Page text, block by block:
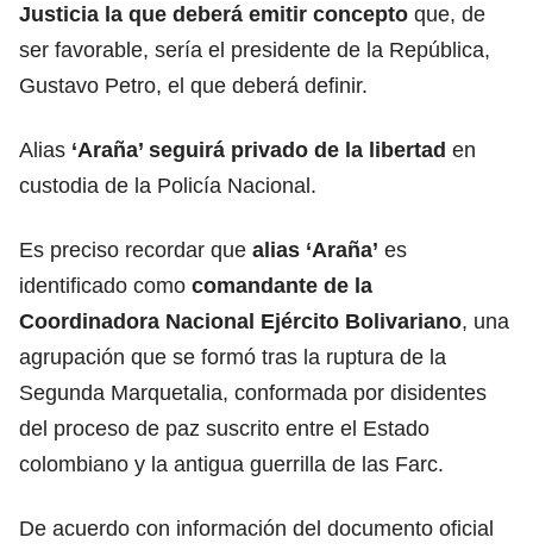
Justicia la que deberá emitir concepto que, de
ser favorable, sería el presidente de la República,
Gustavo Petro, el que deberá definir.
Alias ‘Araña’ seguirá privado de la libertad en
custodia de la Policía Nacional.
Es preciso recordar que alias ‘Araña’ es
identificado como comandante de la
Coordinadora Nacional Ejército Bolivariano, una
agrupación que se formó tras la ruptura de la
Segunda Marquetalia, conformada por disidentes
del proceso de paz suscrito entre el Estado
colombiano y la antigua guerrilla de las Farc.
De acuerdo con información del documento oficial